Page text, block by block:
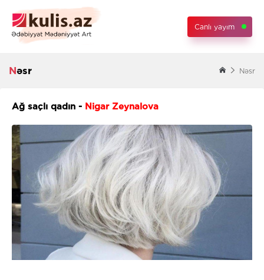
Canlı yayım
Nəsr Nəsr
Ağ saçlı qadın - Nigar Zeynalova